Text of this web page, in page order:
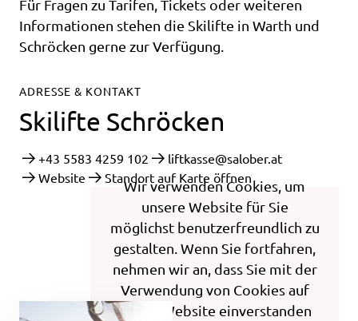
Für Fragen zu Tarifen, Tickets oder weiteren
Informationen stehen die Skilifte in Warth und
Schröcken gerne zur Verfügung.
ADRESSE & KONTAKT
Skilifte Schröcken
+43 5583 4259 102
liftkasse@salober.at
Website
Standort auf Karte öffnen
Wir verwenden Cookies, um
unsere Website für Sie
möglichst benutzerfreundlich zu
gestalten. Wenn Sie fortfahren,
nehmen wir an, dass Sie mit der
Verwendung von Cookies auf
dieser Website einverstanden